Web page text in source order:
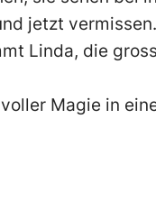
jetzt
Linda, die
Magie in